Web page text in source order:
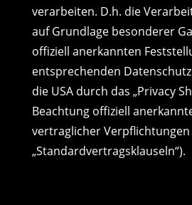
verarbeiten. D.h. die
auf Grundlage besonderer
offiziell anerkannten
entsprechenden
die USA durch das „Privacy
Beachtung offiziell
vertraglicher
„Standardvertragsklauseln“).